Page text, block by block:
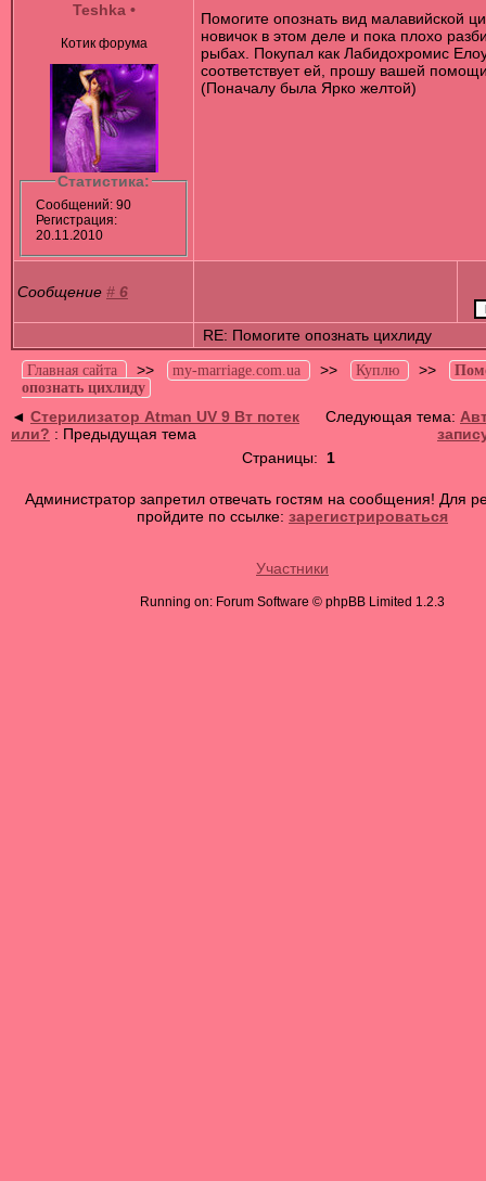
Teshka •
Котик форума
Статистика:
Сообщений: 90
Регистрация:
20.11.2010
Помогите опознать вид малавийской
новичок в этом деле и пока плохо
рыбах. Покупал как Лабидохромис
соответствует ей, прошу вашей
(Поначалу была Ярко желтой)
Сообщение # 6
RE: Помогите опознать цихлиду
Главная сайта >> my-marriage.com.ua >> Куплю >>
опознать цихлиду
◄ Стерилизатор Atman UV 9 Вт потек
или? : Предыдущая тема
Следующая тема:
Страницы: 1
Администратор запретил отвечать гостям на сообщения! Для
пройдите по ссылке: зарегистрироваться
Участники
Running on: Forum Software © phpBB Limited 1.2.3